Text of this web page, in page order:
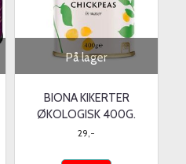
På lager
BIONA KIKERTER
ØKOLOGISK 400G.
29,-